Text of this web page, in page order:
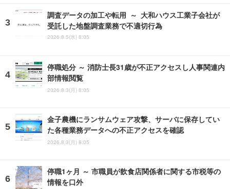
調査データの加工や転用 ～ 大和ハウス工業子会社が
受託した地盤調査業務で不適切行為
2026.8.5(水) 8:05
停職処分 ～ 消防士長31歳が不正アクセスし人事関連内
部情報閲覧
2026.8.3(月) 8:05
金子農機にランサムウェア攻撃、サーバに保存してい
た各種業務データへの不正アクセスを確認
2026.8.3(月) 8:05
停職1ヶ月 ～ 市職員が飲食店関係者に関する市税等の
情報を口外